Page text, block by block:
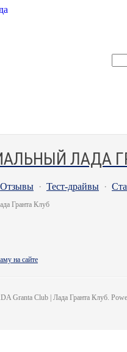
ЛАДА
Отзывы · Тест-драйвы ·
Гранта Клуб
на сайте
Granta Club | Лада Гранта Клуб.